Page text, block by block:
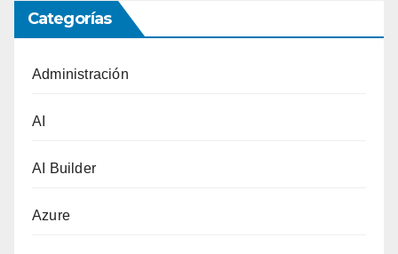
Categorías
Administración
AI
AI Builder
Azure